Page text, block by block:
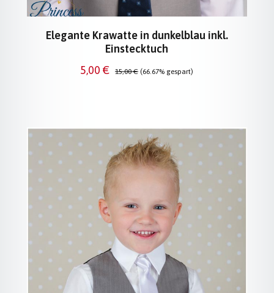
Elegante Krawatte in dunkelblau inkl.
Einstecktuch
Verkaufspreis:
5,00 € Regulärer Preis:
15,00 € (66.67% gespart)